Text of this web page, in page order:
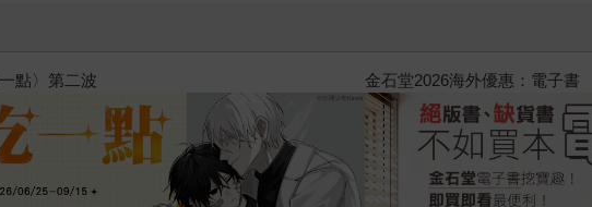
2026金石堂暑假漫博〈你好，我